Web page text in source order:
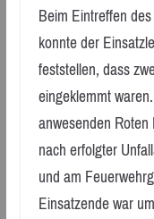
Beim Eintreffen
konnte der
feststellen, dass
eingeklemmt
anwesenden
nach erfolgter
und am
Einsatzende war